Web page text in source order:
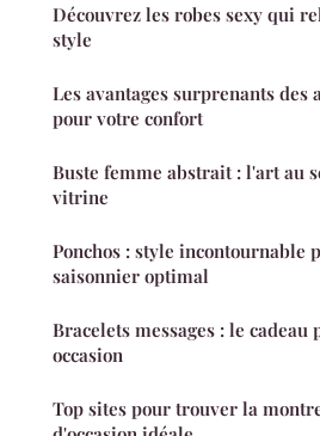
Découvrez les robes sexy qui
style
Les avantages surprenants des
pour votre confort
Buste femme abstrait : l'art au
vitrine
Ponchos : style incontournable
saisonnier optimal
Bracelets messages : le
occasion
Top sites pour trouver la